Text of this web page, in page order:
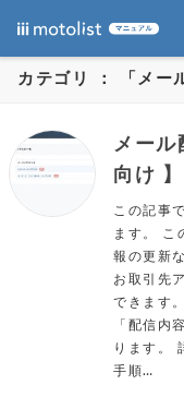
カテゴリ ： 「メー
メール
向け 】
この記事
ます。 こ
報の更新
お取引先
できます
「配信内
ります。
手順…